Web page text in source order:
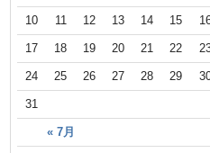
« 7月
10 11 12 13 14 15
17 18 19 20 21 22
24 25 26 27 28 29
31